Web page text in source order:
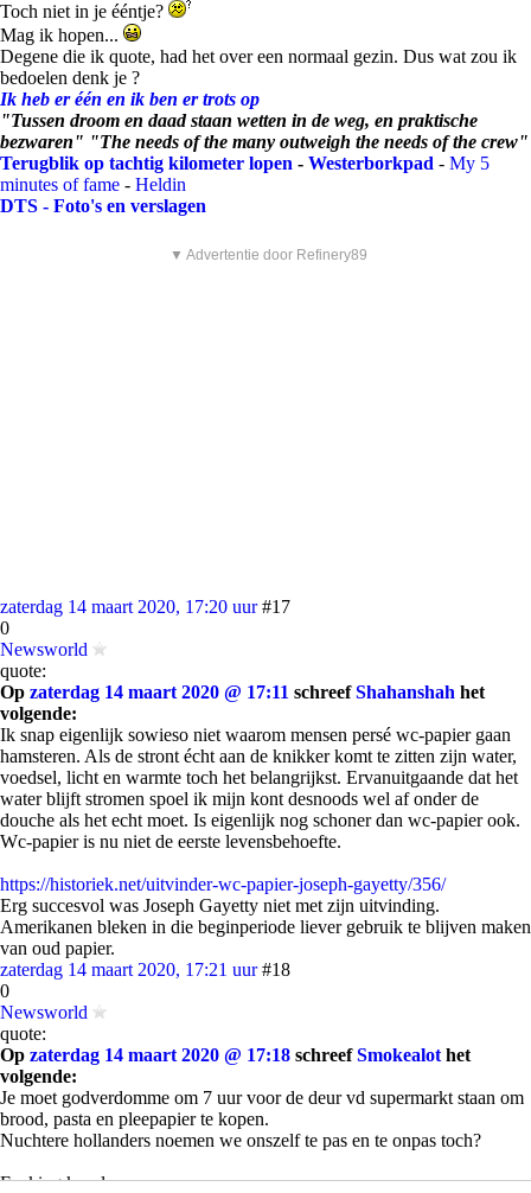
Toch niet in je ééntje?
Mag ik hopen...
Degene die ik quote, had het over een normaal gezin. Dus wat zou ik
bedoelen denk je ?
Ik heb er één en ik ben er trots op
"Tussen droom en daad staan wetten in de weg, en praktische
bezwaren" "The needs of the many outweigh the needs of the crew"
Terugblik op tachtig kilometer lopen - Westerborkpad - My 5
minutes of fame - Heldin
DTS - Foto's en verslagen
▼ Advertentie door Refinery89
zaterdag 14 maart 2020, 17:20 uur #17
0
Newsworld
quote:
Op zaterdag 14 maart 2020 @ 17:11 schreefShahanshah het
volgende:
Ik snap eigenlijk sowieso niet waarom mensen persé wc-papier gaan
hamsteren. Als de stront écht aan de knikker komt te zitten zijn water,
voedsel, licht en warmte toch het belangrijkst. Ervanuitgaande dat het
water blijft stromen spoel ik mijn kont desnoods wel af onder de
douche als het echt moet. Is eigenlijk nog schoner dan wc-papier ook.
Wc-papier is nu niet de eerste levensbehoefte.
https://historiek.net/uitvinder-wc-papier-joseph-gayetty/356/
Erg succesvol was Joseph Gayetty niet met zijn uitvinding.
Amerikanen bleken in die beginperiode liever gebruik te blijven maken
van oud papier.
zaterdag 14 maart 2020, 17:21 uur #18
0
Newsworld
quote:
Op zaterdag 14 maart 2020 @ 17:18 schreefSmokealot het
volgende:
Je moet godverdomme om 7 uur voor de deur vd supermarkt staan om
brood, pasta en pleepapier te kopen.
Nuchtere hollanders noemen we onszelf te pas en te onpas toch?
Fucking kansloos